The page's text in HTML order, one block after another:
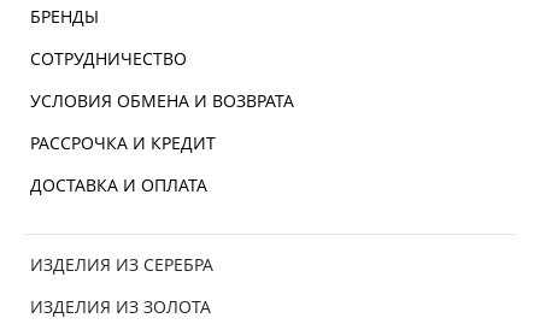
БРЕНДЫ
СОТРУДНИЧЕСТВО
УСЛОВИЯ ОБМЕНА И ВОЗВРАТА
РАССРОЧКА И КРЕДИТ
ДОСТАВКА И ОПЛАТА
ИЗДЕЛИЯ ИЗ СЕРЕБРА
ИЗДЕЛИЯ ИЗ ЗОЛОТА